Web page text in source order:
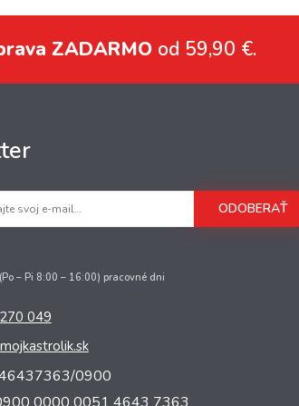
ZADARMO od 59,90 €.
ODOBERAŤ
(Po – Pi 8:00 – 16:00) pracovné dni
049
0900